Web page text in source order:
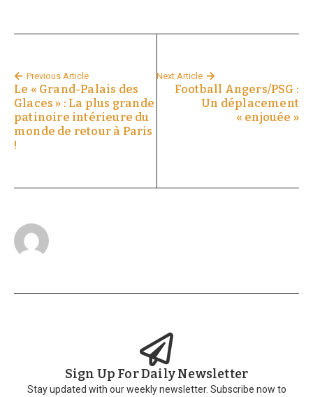
Previous Article
Le « Grand-Palais des
Glaces » : La plus grande
patinoire intérieure du
monde de retour à Paris
!
Next Article
Football Angers/PSG :
Un déplacement
« enjouée »
Sign Up For Daily Newsletter
Stay updated with our weekly newsletter. Subscribe now to